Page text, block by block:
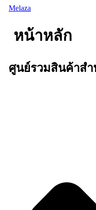
Skip
Melaza
หน้าหลัก
ศูนย์รวมสินค้าส